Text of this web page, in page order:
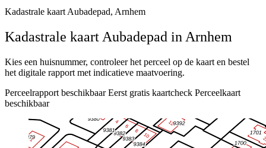
Kadastrale kaart Aubadepad, Arnhem
Kadastrale kaart Aubadepad in Arnhem
Kies een huisnummer, controleer het perceel op de kaart en bestel
het digitale rapport met indicatieve maatvoering.
Perceelrapport beschikbaar Eerst gratis kaartcheck Perceelkaart
beschikbaar